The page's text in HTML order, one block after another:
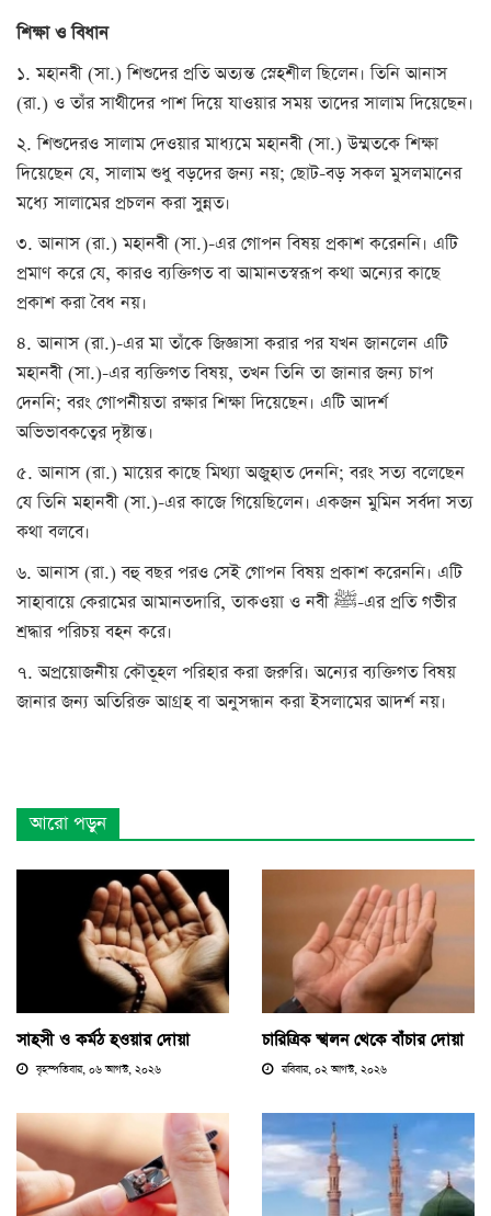
শিক্ষা ও বিধান
১. মহানবী (সা.) শিশুদের প্রতি অত্যন্ত স্নেহশীল ছিলেন। তিনি আনাস
(রা.) ও তাঁর সাথীদের পাশ দিয়ে যাওয়ার সময় তাদের সালাম দিয়েছেন।
২. শিশুদেরও সালাম দেওয়ার মাধ্যমে মহানবী (সা.) উম্মতকে শিক্ষা
দিয়েছেন যে, সালাম শুধু বড়দের জন্য নয়; ছোট-বড় সকল মুসলমানের
মধ্যে সালামের প্রচলন করা সুন্নত।
৩. আনাস (রা.) মহানবী (সা.)-এর গোপন বিষয় প্রকাশ করেননি। এটি
প্রমাণ করে যে, কারও ব্যক্তিগত বা আমানতস্বরূপ কথা অন্যের কাছে
প্রকাশ করা বৈধ নয়।
৪. আনাস (রা.)-এর মা তাঁকে জিজ্ঞাসা করার পর যখন জানলেন এটি
মহানবী (সা.)-এর ব্যক্তিগত বিষয়, তখন তিনি তা জানার জন্য চাপ
দেননি; বরং গোপনীয়তা রক্ষার শিক্ষা দিয়েছেন। এটি আদর্শ
অভিভাবকত্বের দৃষ্টান্ত।
৫. আনাস (রা.) মায়ের কাছে মিথ্যা অজুহাত দেননি; বরং সত্য বলেছেন
যে তিনি মহানবী (সা.)-এর কাজে গিয়েছিলেন। একজন মুমিন সর্বদা সত্য
কথা বলবে।
৬. আনাস (রা.) বহু বছর পরও সেই গোপন বিষয় প্রকাশ করেননি। এটি
সাহাবায়ে কেরামের আমানতদারি, তাকওয়া ও নবী ﷺ-এর প্রতি গভীর
শ্রদ্ধার পরিচয় বহন করে।
৭. অপ্রয়োজনীয় কৌতূহল পরিহার করা জরুরি। অন্যের ব্যক্তিগত বিষয়
জানার জন্য অতিরিক্ত আগ্রহ বা অনুসন্ধান করা ইসলামের আদর্শ নয়।
আরো পড়ুন
সাহসী ও কর্মঠ হওয়ার দোয়া
বৃহস্পতিবার, ০৬ আগস্ট, ২০২৬
চারিত্রিক স্খলন থেকে বাঁচার দোয়া
রবিবার, ০২ আগস্ট, ২০২৬